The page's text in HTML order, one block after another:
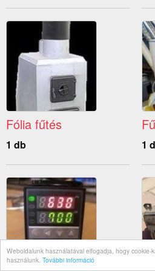
Weboldalunk használatával elfogadja, hogy cookie-
használunk. További információ
Fólia fűtés
1 db 1